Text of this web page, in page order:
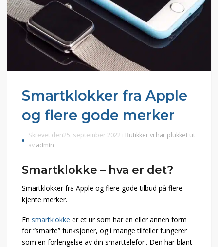
Smartklokker fra Apple
og flere gode merker
Skrevet den25. september 2022 i Butikker vi har plukket ut
av admin
Smartklokke – hva er det?
Smartklokker fra Apple og flere gode tilbud på flere
kjente merker.
En smartklokke er et ur som har en eller annen form
for “smarte” funksjoner, og i mange tilfeller fungerer
som en forlengelse av din smarttelefon. Den har blant